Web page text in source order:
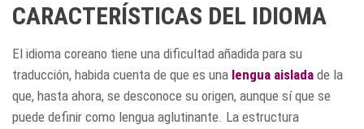
CARACTERÍSTICAS DEL IDIOMA
El idioma coreano tiene una dificultad añadida para su
traducción, habida cuenta de que es una lengua aislada de la
que, hasta ahora, se desconoce su origen, aunque sí que se
puede definir como lengua aglutinante. La estructura